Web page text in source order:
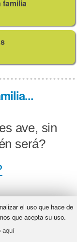
familia
ave, sin
será?
no es
qué es
el uso que hace de
que acepta su uso.
aquí